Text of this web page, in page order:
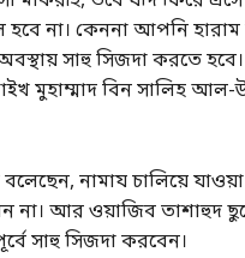
হবে না। কেননা আপনি
সাহু সিজদা করতে
মুহাম্মাদ বিন সালিহ আল-
নামায চালিয়ে
আর ওয়াজিব তাশাহুদ
সাহু সিজদা করবেন।